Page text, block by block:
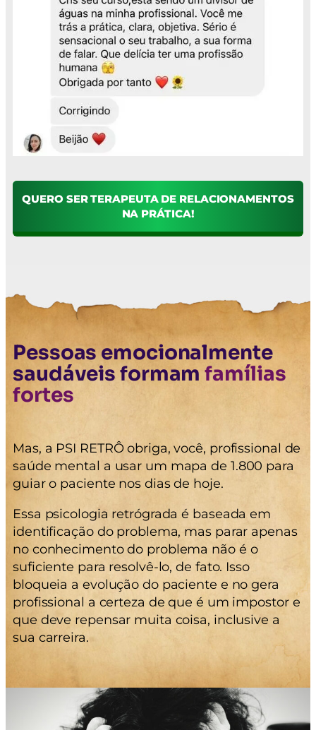
QUERO SER TERAPEUTA DE RELACIONAMENTOS
NA PRÁTICA!
Pessoas emocionalmente
saudáveis formamfamílias
fortes
Mas, a PSI RETRÔ obriga, você, profissional de
saúde mental a usar um mapa de 1.800 para
guiar o paciente nos dias de hoje.
Essa psicologia retrógrada é baseada em
identificação do problema, mas parar apenas
no conhecimento do problema não é o
suficiente para resolvê-lo, de fato. Isso
bloqueia a evolução do paciente e no gera
profissional a certeza de que é um impostor e
que deve repensar muita coisa, inclusive a
sua carreira.